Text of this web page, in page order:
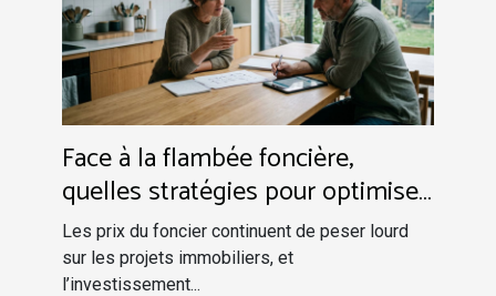
Face à la flambée foncière,
quelles stratégies pour optimiser
la rentabilité d’un investissement
maison ?
Les prix du foncier continuent de peser lourd
sur les projets immobiliers, et
l’investissement...